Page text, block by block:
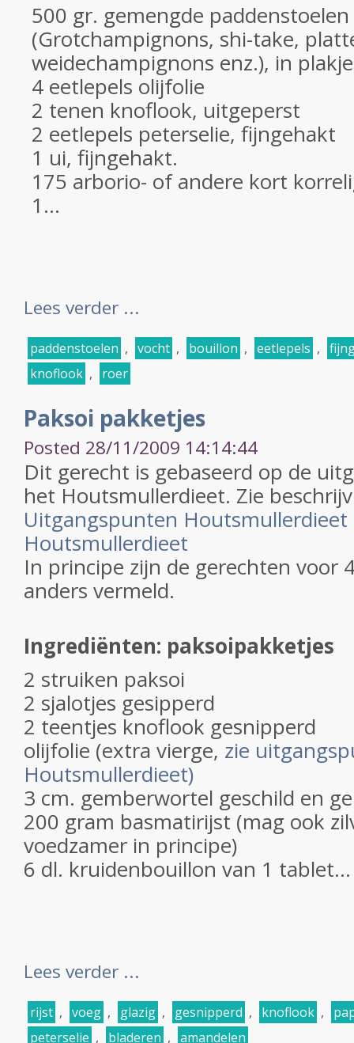
500 gr. gemengde paddenstoelen
(Grotchampignons, shi-take,
weidechampignons enz.), in
4 eetlepels olijfolie
2 tenen knoflook, uitgeperst
2 eetlepels peterselie, fijngehakt
1 ui, fijngehakt.
175 arborio- of andere kort
1...
Lees verder ...
paddenstoelen , vocht , bouillon , eetlepels ,
knoflook , roer
Paksoi pakketjes
Posted 28/11/2009 14:14:44
Dit gerecht is gebaseerd op de
het Houtsmullerdieet. Zie
Uitgangspunten Houtsmullerdieet
Houtsmullerdieet
In principe zijn de gerechten voor
anders vermeld.
Ingrediënten: paksoipakketjes
2 struiken paksoi
2 sjalotjes gesipperd
2 teentjes knoflook gesnipperd
olijfolie (extra vierge, zie
Houtsmullerdieet)
3 cm. gemberwortel geschild en
200 gram basmatirijst (mag ook
voedzamer in principe)
6 dl. kruidenbouillon van 1 tablet...
Lees verder ...
rijst , voeg , glazig , gesnipperd , knoflook ,
peterselie , bladeren , amandelen